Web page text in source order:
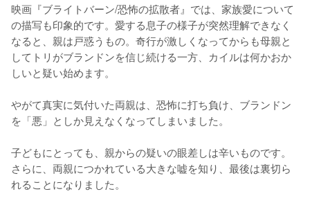
映画『ブライトバーン/恐怖の拡散者』では、家族愛について
の描写も印象的です。愛する息子の様子が突然理解できなく
なると、親は戸惑うもの。奇行が激しくなってからも母親と
してトリがブランドンを信じ続ける一方、カイルは何かおか
しいと疑い始めます。
やがて真実に気付いた両親は、恐怖に打ち負け、ブランドン
を「悪」としか見えなくなってしまいました。
子どもにとっても、親からの疑いの眼差しは辛いものです。
さらに、両親につかれている大きな嘘を知り、最後は裏切ら
れることになりました。